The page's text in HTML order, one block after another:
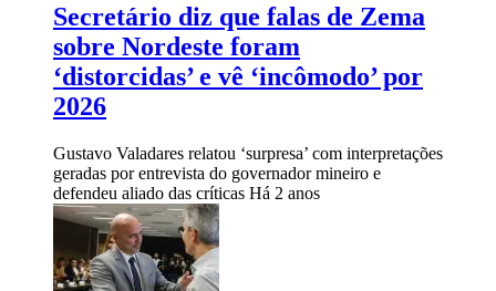
Secretário diz que falas de Zema
sobre Nordeste foram
‘distorcidas’ e vê ‘incômodo’ por
2026
Gustavo Valadares relatou ‘surpresa’ com interpretações
geradas por entrevista do governador mineiro e
defendeu aliado das críticas Há 2 anos